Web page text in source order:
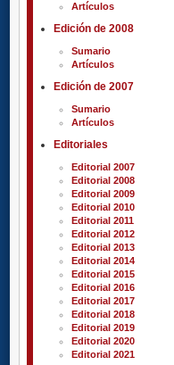
Artículos
Edición de 2008
Sumario
Artículos
Edición de 2007
Sumario
Artículos
Editoriales
Editorial 2007
Editorial 2008
Editorial 2009
Editorial 2010
Editorial 2011
Editorial 2012
Editorial 2013
Editorial 2014
Editorial 2015
Editorial 2016
Editorial 2017
Editorial 2018
Editorial 2019
Editorial 2020
Editorial 2021